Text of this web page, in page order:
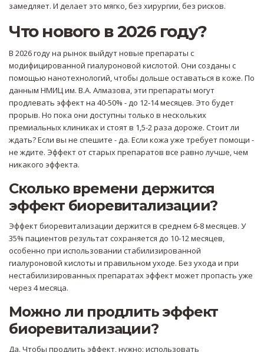
замедляет. И делает это мягко, без хирургии, без рисков.
Что нового в 2026 году?
В 2026 году на рынок выйдут новые препараты с
модифицированной гиалуроновой кислотой. Они созданы с
помощью нанотехнологий, чтобы дольше оставаться в коже. По
данным НМИЦ им. В.А. Алмазова, эти препараты могут
продлевать эффект на 40-50% - до 12-14 месяцев. Это будет
прорыв. Но пока они доступны только в нескольких
премиальных клиниках и стоят в 1,5-2 раза дороже. Стоит ли
ждать? Если вы не спешите - да. Если кожа уже требует помощи -
не ждите. Эффект от старых препаратов все равно лучше, чем
никакого эффекта.
Сколько времени держится
эффект биоревитализации?
Эффект биоревитализации держится в среднем 6-8 месяцев. У
35% пациентов результат сохраняется до 10-12 месяцев,
особенно при использовании стабилизированной
гиалуроновой кислоты и правильном уходе. Без ухода и при
нестабилизированных препаратах эффект может пропасть уже
через 4 месяца.
Можно ли продлить эффект
биоревитализации?
Да. Чтобы продлить эффект, нужно: использовать